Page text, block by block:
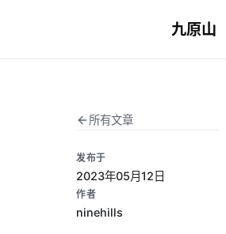
九原山
所有文章
发布于
2023年05月12日
作者
ninehills